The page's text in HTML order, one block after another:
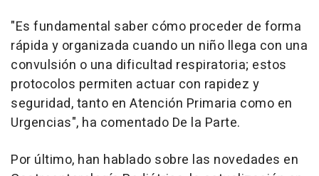
"Es fundamental saber cómo proceder de forma
rápida y organizada cuando un niño llega con una
convulsión o una dificultad respiratoria; estos
protocolos permiten actuar con rapidez y
seguridad, tanto en Atención Primaria como en
Urgencias", ha comentado De la Parte.
Por último, han hablado sobre las novedades en